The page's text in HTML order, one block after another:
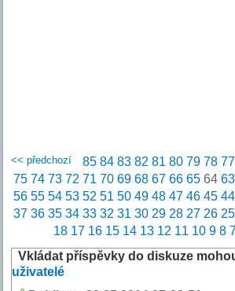
<< předchozí 85 84 83 82 81 80 79 78 77
75 74 73 72 71 70 69 68 67 66 6564 63
56 55 54 53 52 51 50 49 48 47 46 45 44
37 36 35 34 33 32 31 30 29 28 27 26 25
18 17 16 15 14 13 12 11 10 9 8 7
Vkládat příspěvky do diskuze
uživatelé